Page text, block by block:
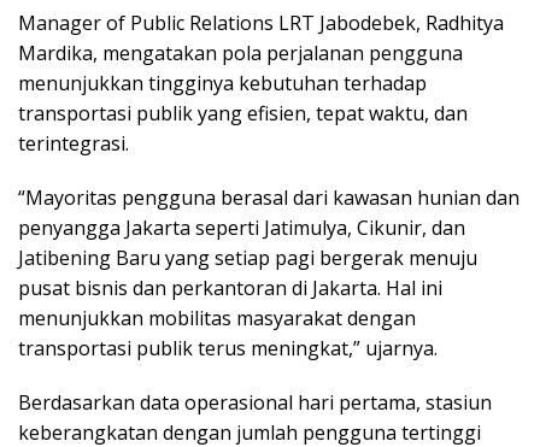
Manager of Public Relations LRT Jabodebek, Radhitya
Mardika, mengatakan pola perjalanan pengguna
menunjukkan tingginya kebutuhan terhadap
transportasi publik yang efisien, tepat waktu, dan
terintegrasi.
“Mayoritas pengguna berasal dari kawasan hunian dan
penyangga Jakarta seperti Jatimulya, Cikunir, dan
Jatibening Baru yang setiap pagi bergerak menuju
pusat bisnis dan perkantoran di Jakarta. Hal ini
menunjukkan mobilitas masyarakat dengan
transportasi publik terus meningkat,” ujarnya.
Berdasarkan data operasional hari pertama, stasiun
keberangkatan dengan jumlah pengguna tertinggi